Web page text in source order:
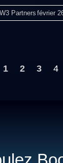
Partners février
1 2 3 4